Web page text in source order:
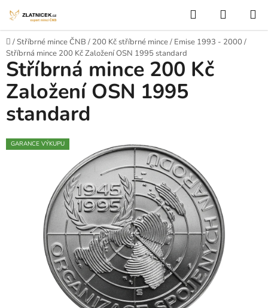
Hledat
Domů
/Stříbrné mince ČNB / 200 Kč stříbrné mince/ Emise 1993 - 2000 /
Stříbrná mince 200 Kč Založení OSN 1995 standard
Stříbrná mince 200 Kč
Založení OSN 1995
standard
GARANCE VÝKUPU